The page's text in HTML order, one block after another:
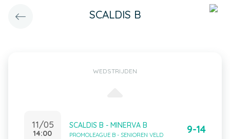
SCALDIS B
WEDSTRIJDEN
11/05
14:00
SCALDIS B - MINERVA B
PROMOLEAGUE B - SENIOREN VELD 9-14